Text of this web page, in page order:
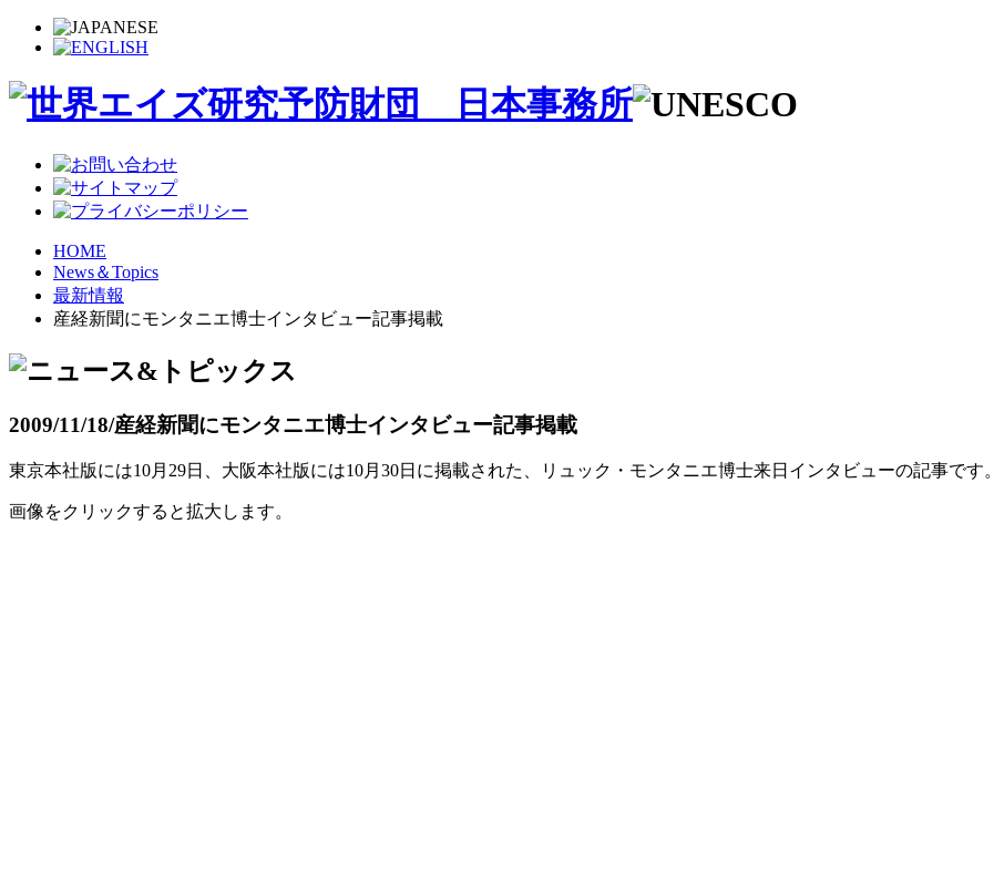
HOME
News＆Topics
最新情報
産経新聞にモンタニエ博士インタビュー記事掲載
2009/11/18/産経新聞にモンタニエ博士インタビュー記事掲載
東京本社版には10月29日、大阪本社版には10月30日に掲載された、リュック・モンタニエ博士来日インタビューの記事です。
画像をクリックすると拡大します。